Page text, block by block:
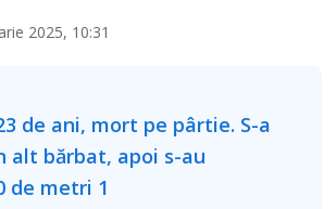
2025, 10:31